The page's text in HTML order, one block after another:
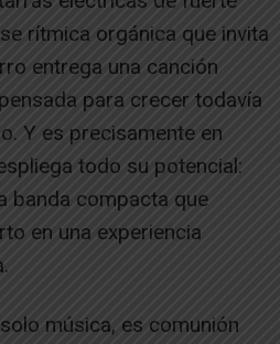
rítmica orgánica que invita
entrega una canción
para crecer todavía
Y es precisamente en
todo su potencial:
banda compacta que
en una experiencia
música, es comunión